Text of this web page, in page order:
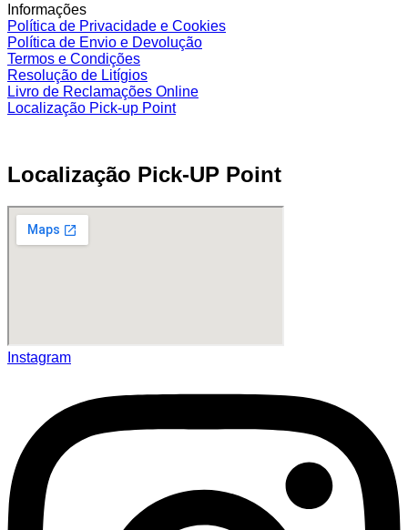
Informações
Política de Privacidade e Cookies
Política de Envio e Devolução
Termos e Condições
Resolução de Litígios
Livro de Reclamações Online
Localização Pick-up Point
Localização Pick-UP Point
Instagram